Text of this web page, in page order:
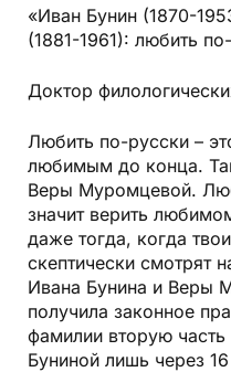
«Иван Бунин (1870-
(1881-1961): любить
Доктор
Любить по-русски –
любимым до конца.
Веры Муромцевой.
значит верить
даже тогда, когда
скептически смотрят
Ивана Бунина и Веры
получила законное
фамилии вторую
Буниной лишь через